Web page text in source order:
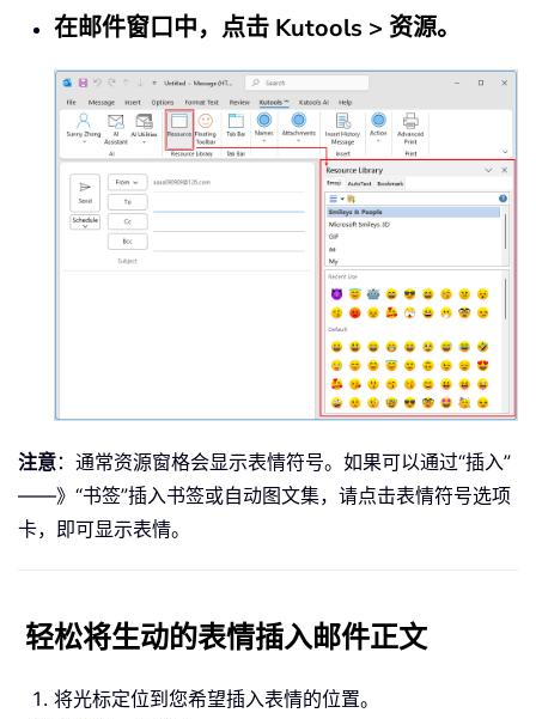
在邮件窗口中，点击 Kutools > 资源。
注意：通常资源窗格会显示表情符号。如果可以通过“插入”
——》“书签”插入书签或自动图文集，请点击表情符号选项
卡，即可显示表情。
轻松将生动的表情插入邮件正文
将光标定位到您希望插入表情的位置。